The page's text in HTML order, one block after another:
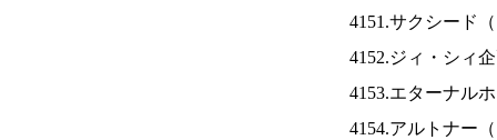
4151.サクシード（
4152.ジィ・シィ
4153.エターナル
4154.アルトナー（